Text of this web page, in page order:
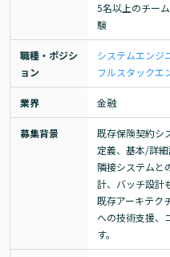
5名以上のチー
験
職種・ポジシ
ョン
システムエンジ
フルスタックエ
業界 金融
募集背景
既存保険契約シ
定義、基本/詳細
隣接システムと
計、バッチ設計
既存アーキテク
への技術支援、
す。